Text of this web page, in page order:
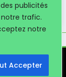
publicités
trafic.
notre
Accepter
NetClic.fr